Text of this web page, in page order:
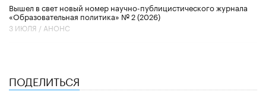
Вышел в свет новый номер научно-публицистического журнала
«Образовательная политика» № 2 (2026)
3 ИЮЛЯ / АНОНС
ПОДЕЛИТЬСЯ